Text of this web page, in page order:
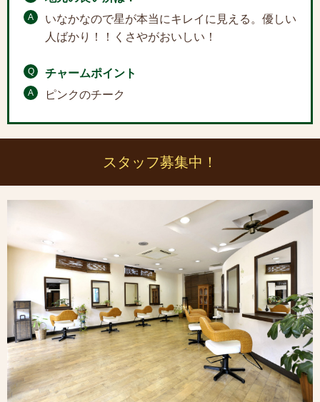
A
いなかなので星が本当にキレイに見える。優しい
人ばかり！！くさやがおいしい！
Q チャームポイント
A ピンクのチーク
スタッフ募集中！